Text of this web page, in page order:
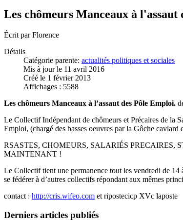
Les chômeurs Manceaux à l'assaut
Écrit parFlorence
Détails
Catégorie parente: actualités politiques et sociales
Mis à jour le 11 avril 2016
Créé le 1 février 2013
Affichages : 5588
Les chômeurs Manceaux à l’assaut des Pôle Emploi.
Le Collectif Indépendant de chômeurs et Précaires de la
Emploi, (chargé des basses oeuvres par la Gôche
RSASTES, CHOMEURS, SALARIÉS PRECAIRES,
MAINTENANT !
Le Collectif tient une permanence tout les vendredi de
se fédérer à d’autres collectifs répondant aux mêmes
contact : http://cris.wifeo.com et ripostecicp XVc laposte
Derniers articles publiés